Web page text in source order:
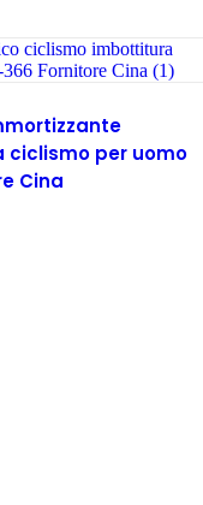
ciclismo per uomo
Cina